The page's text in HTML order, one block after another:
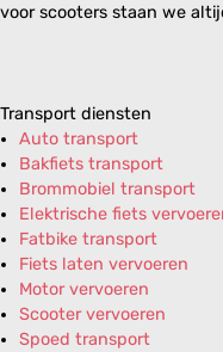
voor scooters staan we
Transport diensten
Auto transport
Bakfiets transport
Brommobiel transport
Elektrische fiets
Fatbike transport
Fiets laten vervoeren
Motor vervoeren
Scooter vervoeren
Spoed transport